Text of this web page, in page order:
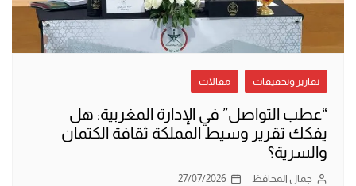
تقارير وتحقيقات مقالات
“عطب التواصل” في الإدارة المغربية: هل
يفكك تقرير وسيط المملكة ثقافة الكتمان
والسرية؟
جمال المحافظ 27/07/2026